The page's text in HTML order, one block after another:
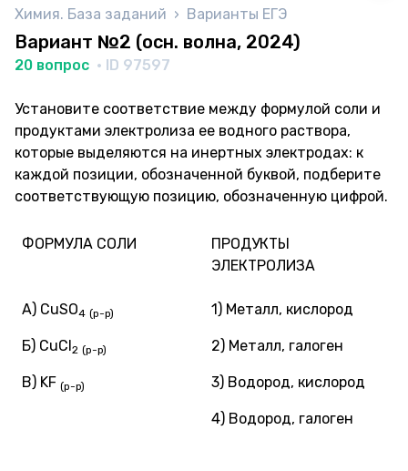
Химия. База заданий › Варианты ЕГЭ
Вариант №2 (осн. волна, 2024)
20 вопрос · ID 97597
Установите соответствие между формулой соли и
продуктами электролиза ее водного раствора,
которые выделяются на инертных электродах: к
каждой позиции, обозначенной буквой, подберите
соответствующую позицию, обозначенную цифрой.
ФОРМУЛА СОЛИ
ПРОДУКТЫ
ЭЛЕКТРОЛИЗА
А) CuSO4 (p-p)
Б) CuCl2 (p-p)
В) KF (p-p)
1) Металл, кислород
2) Металл, галоген
3) Водород, кислород
4) Водород, галоген